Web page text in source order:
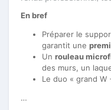
En bref
Préparer le
garantit une
Un rouleau
des murs, un
Le duo « grand W
…